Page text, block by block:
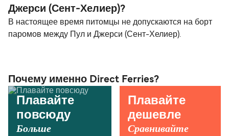
Джерси (Сент-Хелиер)?
В настоящее время питомцы не допускаются на борт
паромов между Пул и Джерси (Сент-Хелиер).
Почему именно Direct Ferries?
Плавайте
повсюду
Больше
Плавайте
дешевле
Сравнивайте